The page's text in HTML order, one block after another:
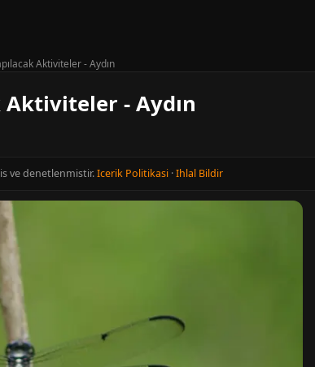
Aktiviteler - Aydın
- Aydın
ve denetlenmistir.Icerik Politikasi ·Ihlal Bildir